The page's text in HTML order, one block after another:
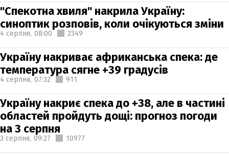
"Спекотна хвиля" накрила Україну:
синоптик розповів, коли очікуються зміни
4 серпня, 08:00 2349
Україну накриває африканська спека: де
температура сягне +39 градусів
4 серпня, 07:32 911
Україну накриє спека до +38, але в частині
областей пройдуть дощі: прогноз погоди
на 3 серпня
3 серпня, 09:27 10977